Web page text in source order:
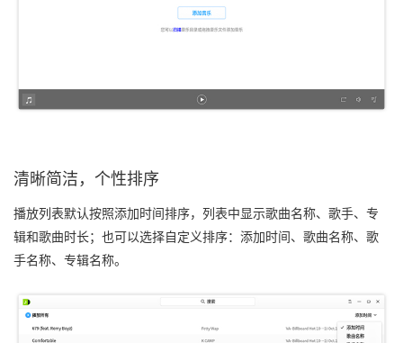
清晰简洁，个性排序
播放列表默认按照添加时间排序，列表中显示歌曲名称、歌手、专
辑和歌曲时长；也可以选择自定义排序：添加时间、歌曲名称、歌
手名称、专辑名称。